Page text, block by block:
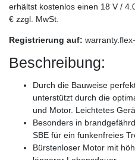
erhältst kostenlos einen 18 V /
€ zzgl. MwSt.
Registrierung auf:
Beschreibung:
Durch die Bauweise
unterstützt durch die
und Motor. Leichtetes
Besonders in
SBE für ein funkenfreies
Bürstenloser Motor mit